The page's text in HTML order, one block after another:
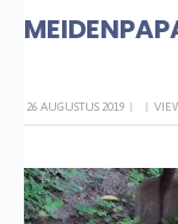
26 AUGUSTUS 2019 | |